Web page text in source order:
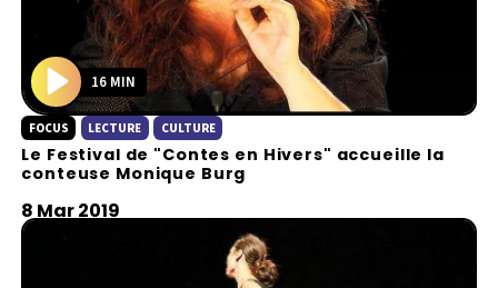
P
l
a
16 MIN
FOCUS LECTURE CULTURE
Le Festival de "Contes en Hivers" accueille la
conteuse Monique Burg
8 Mar 2019